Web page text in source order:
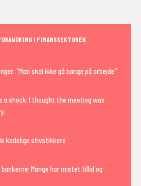
I FINANSSEKTOREN
“Man skal ikke gå bange på arbejde”
a shock: I thought the meeting was
kedelige stivstikkere
Mange har mistet tillid og